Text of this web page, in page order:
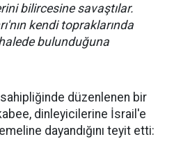
bilircesine savaştılar.
kendi topraklarında
bulunduğuna
düzenlenen bir
dinleyicilerine İsrail'e
dayandığını teyit etti: